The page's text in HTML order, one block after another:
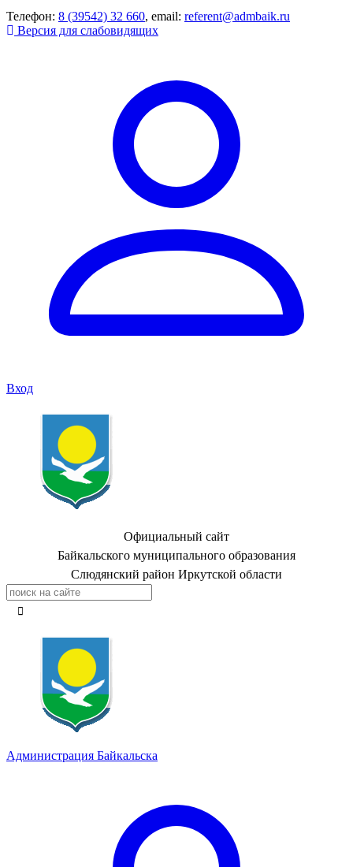
Телефон: 8 (39542) 32 660, email: referent@admbaik.ru
Версия для слабовидящих
Вход
Официальный сайт
Байкальского муниципального образования
Слюдянский район Иркутской области
Администрация Байкальска